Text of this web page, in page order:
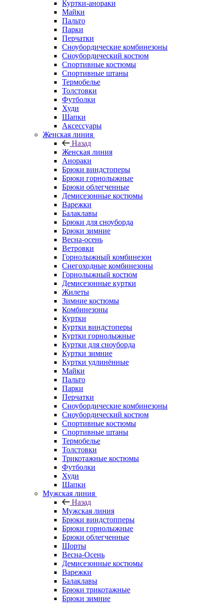
Куртки-анораки
Майки
Пальто
Парки
Перчатки
Сноубордические комбинезоны
Сноубордический костюм
Спортивные костюмы
Спортивные штаны
Термобелье
Толстовки
Футболки
Худи
Шапки
Аксессуары
Женская линия
Назад
Женская линия
Анораки
Брюки виндстоперы
Брюки горнолыжные
Брюки облегченные
Демисезонные костюмы
Варежки
Балаклавы
Брюки для сноуборда
Брюки зимние
Весна-осень
Ветровки
Горнолыжный комбинезон
Снегоходные комбинезоны
Горнолыжный костюм
Демисезонные куртки
Жилеты
Зимние костюмы
Комбинезоны
Куртки
Куртки виндстоперы
Куртки горнолыжные
Куртки для сноуборда
Куртки зимние
Куртки удлинённые
Майки
Пальто
Парки
Перчатки
Сноубордические комбинезоны
Сноубордический костюм
Спортивные костюмы
Спортивные штаны
Термобелье
Толстовки
Трикотажные костюмы
Футболки
Худи
Шапки
Мужская линия
Назад
Мужская линия
Брюки виндстопперы
Брюки горнолыжные
Брюки облегченные
Шорты
Весна-Осень
Демисезонные костюмы
Варежки
Балаклавы
Брюки трикотажные
Брюки зимние